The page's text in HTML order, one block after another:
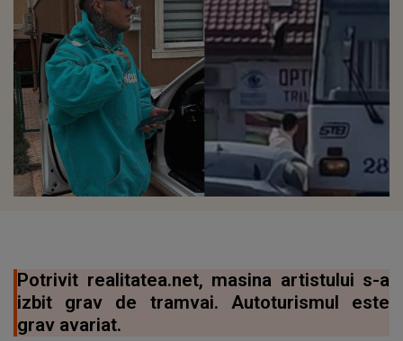
Potrivit realitatea.net, masina artistului s-a
izbit grav de tramvai. Autoturismul este
grav avariat.